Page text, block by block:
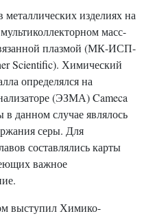
изделиях на
масс-
плазмой (МК-ИСП-
Scientific). Химический
определялся на
(ЭЗМА) Cameca
данном случае являлось
серы. Для
составлялись карты
важное
выступил Химико-